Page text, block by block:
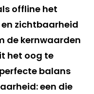
offline het
zichtbaarheid
de kernwaarden
het oog te
balans
een die